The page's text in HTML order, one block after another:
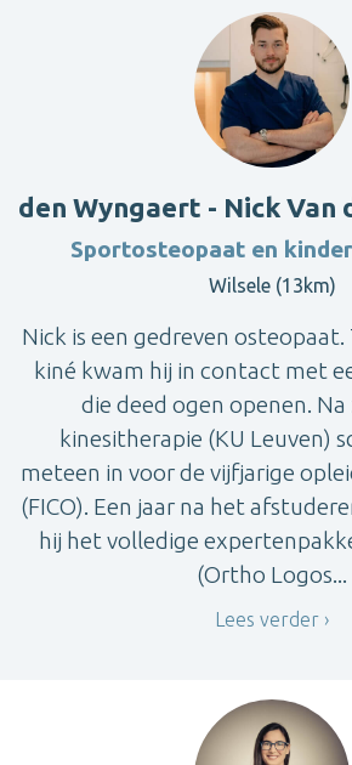
den Wyngaert - Nick Van
Sportosteopaat en
Wilsele (13km)
Nick is een gedreven osteopaat.
kiné kwam hij in contact met
die deed ogen openen. Na
kinesitherapie (KU Leuven)
meteen in voor de vijfjarige
(FICO). Een jaar na het
hij het volledige
(Ortho Logos...
Lees verder